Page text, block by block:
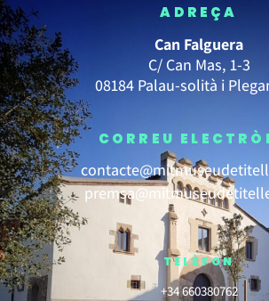
ADREÇA
Can Falguera
C/ Can Mas, 1-3
08184 Palau-solità i
CORREU
TELÈFON
+34 660380762